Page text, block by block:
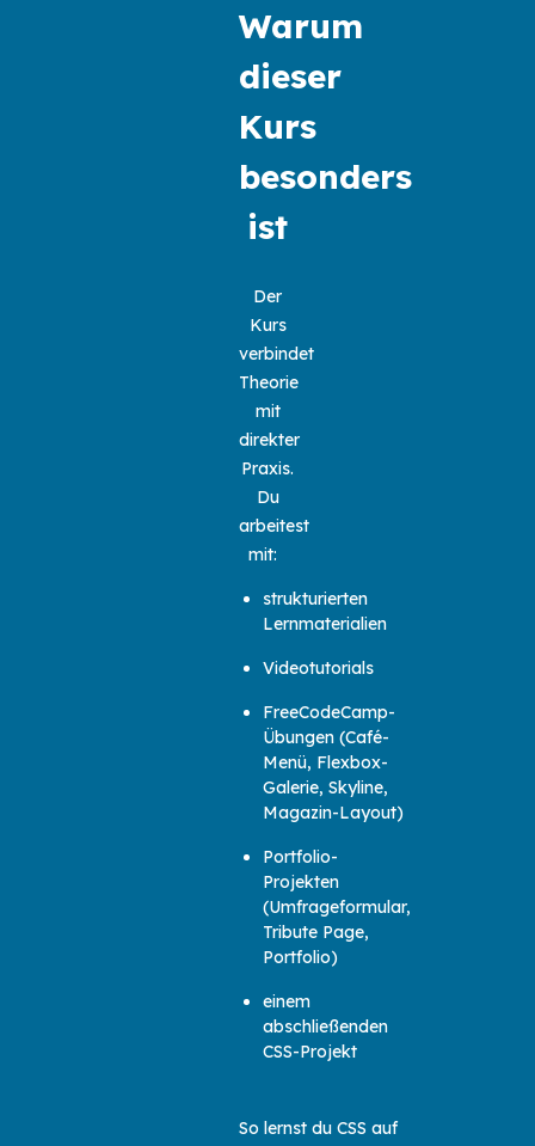
Warum
dieser
Kurs
besonders
ist
Der
Kurs
verbindet
Theorie
mit
direkter
Praxis.
Du
arbeitest
mit:
strukturierten
Lernmaterialien
Videotutorials
FreeCodeCamp-
Übungen (Café-
Menü, Flexbox-
Galerie, Skyline,
Magazin-Layout)
Portfolio-
Projekten
(Umfrageformular,
Tribute Page,
Portfolio)
einem
abschließenden
CSS-Projekt
So lernst du CSS auf